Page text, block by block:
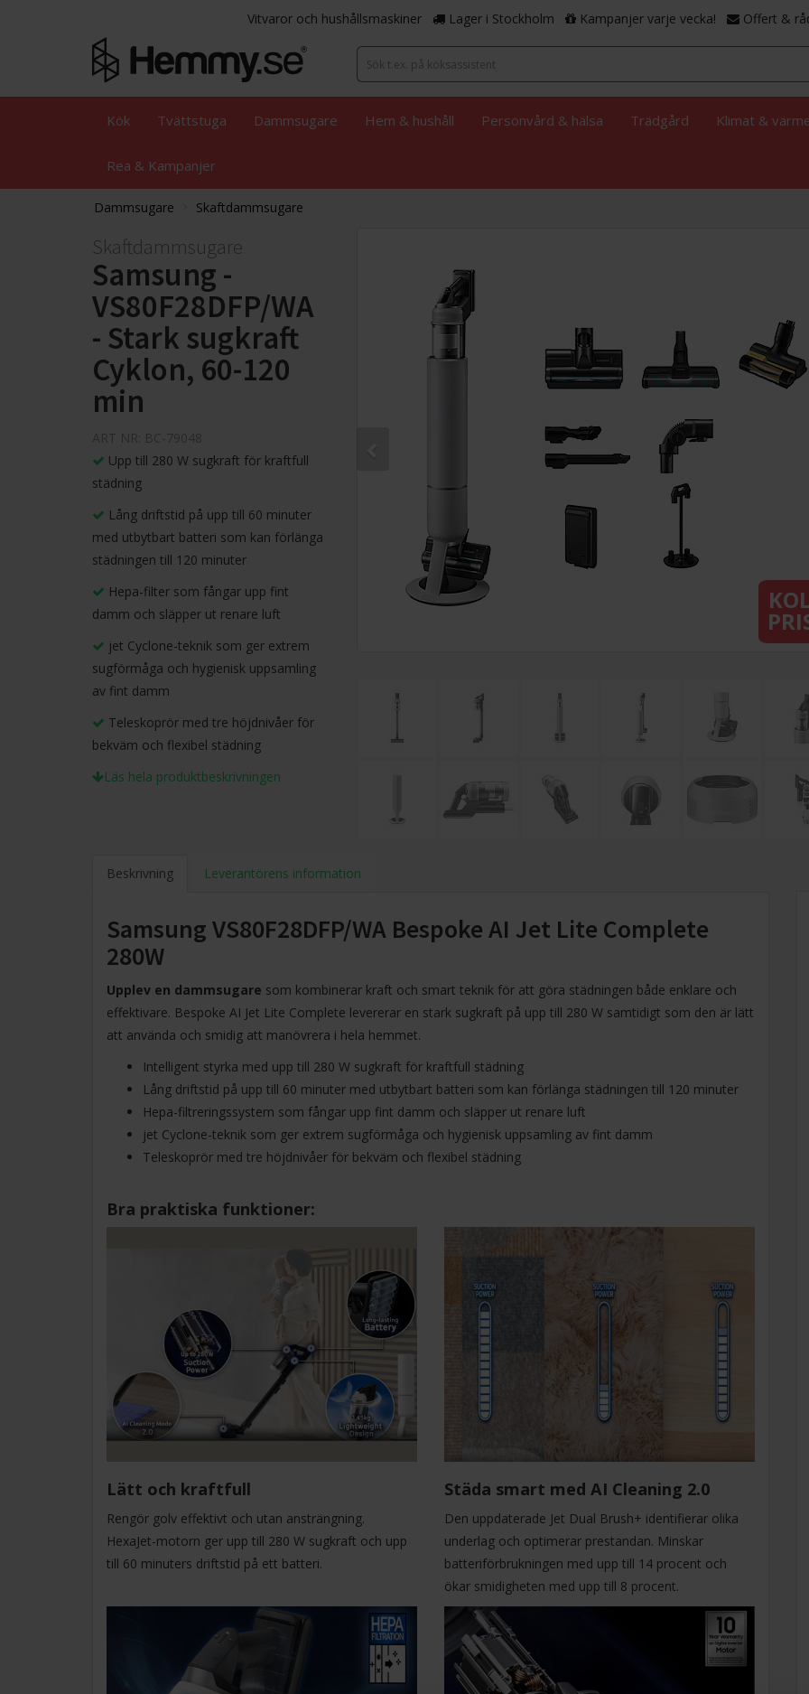
Vitvaror och hushållsmaskiner Lager i Stockholm Kampanjer varje vecka! Offert &
Kök Tvättstuga Dammsugare Hem & hushåll Personvård & hälsa Trädgård Klimat &
Rea & Kampanjer
Dammsugare Skaftdammsugare
Skaftdammsugare
Samsung -
VS80F28DFP/WA
- Stark sugkraft
Cyklon, 60-120
min
Upp till 280 W sugkraft för kraftfull
städning
Lång driftstid på upp till 60 minuter
med utbytbart batteri som kan förlänga
städningen till 120 minuter
Hepa-filter som fångar upp fint
damm och släpper ut renare luft
jet Cyclone-teknik som ger extrem
sugförmåga och hygienisk uppsamling
av fint damm
Teleskoprör med tre höjdnivåer för
bekväm och flexibel städning
Läs hela produktbeskrivningen
Beskrivning Leverantörens information
Samsung VS80F28DFP/WA Bespoke AI Jet Lite Complete
280W
Upplev en dammsugare som kombinerar kraft och smart teknik för att göra städningen både enklare och
effektivare. Bespoke AI Jet Lite Complete levererar en stark sugkraft på upp till 280 W samtidigt som den är lätt
att använda och smidig att manövrera i hela hemmet.
Intelligent styrka med upp till 280 W sugkraft för kraftfull städning
Lång driftstid på upp till 60 minuter med utbytbart batteri som kan förlänga städningen till 120 minuter
Hepa-filtreringssystem som fångar upp fint damm och släpper ut renare luft
jet Cyclone-teknik som ger extrem sugförmåga och hygienisk uppsamling av fint damm
Teleskoprör med tre höjdnivåer för bekväm och flexibel städning
Bra praktiska funktioner:
Lätt och kraftfull
Rengör golv effektivt och utan ansträngning.
HexaJet-motorn ger upp till 280 W sugkraft och upp
till 60 minuters driftstid på ett batteri.
Städa smart med AI Cleaning 2.0
Den uppdaterade Jet Dual Brush+ identifierar olika
underlag och optimerar prestandan. Minskar
batteriförbrukningen med upp till 14 procent och
ökar smidigheten med upp till 8 procent.